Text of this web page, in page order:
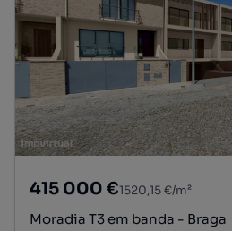
415 000 €1520,15 €/m²
Moradia T3 em banda - Braga